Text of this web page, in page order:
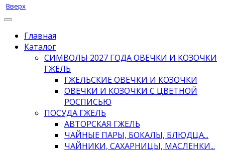
Вверх
Главная
Каталог
СИМВОЛЫ 2027 ГОДА ОВЕЧКИ И КОЗОЧКИ
ГЖЕЛЬ
ГЖЕЛЬСКИЕ ОВЕЧКИ И КОЗОЧКИ
ОВЕЧКИ И КОЗОЧКИ С ЦВЕТНОЙ
РОСПИСЬЮ
ПОСУДА ГЖЕЛЬ
АВТОРСКАЯ ГЖЕЛЬ
ЧАЙНЫЕ ПАРЫ, БОКАЛЫ, БЛЮДЦА...
ЧАЙНИКИ, САХАРНИЦЫ, МАСЛЕНКИ...